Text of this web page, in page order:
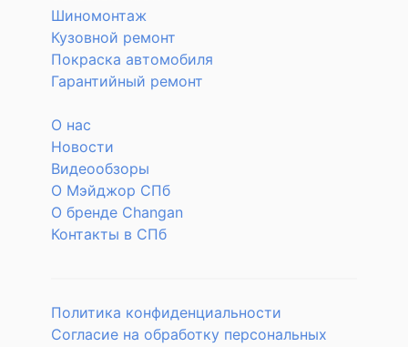
Шиномонтаж
Кузовной ремонт
Покраска автомобиля
Гарантийный ремонт
О нас
Новости
Видеообзоры
О Мэйджор СПб
О бренде Changan
Контакты в СПб
Политика конфиденциальности
Согласие на обработку персональных